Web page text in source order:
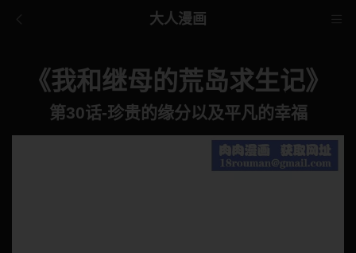
大人漫画
《我和继母的荒岛求生记》
第30话-珍贵的缘分以及平凡的幸福